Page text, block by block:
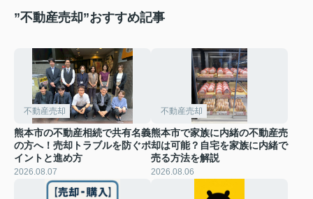
”不動産売却”おすすめ記事
不動産売却
熊本市の不動産相続で共有名義
の方へ！売却トラブルを防ぐポ
イントと進め方
2026.08.07
不動産売却
熊本市で家族に内緒の不動産売
却は可能？自宅を家族に内緒で
売る方法を解説
2026.08.06